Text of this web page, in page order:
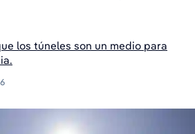
los túneles son un medio para